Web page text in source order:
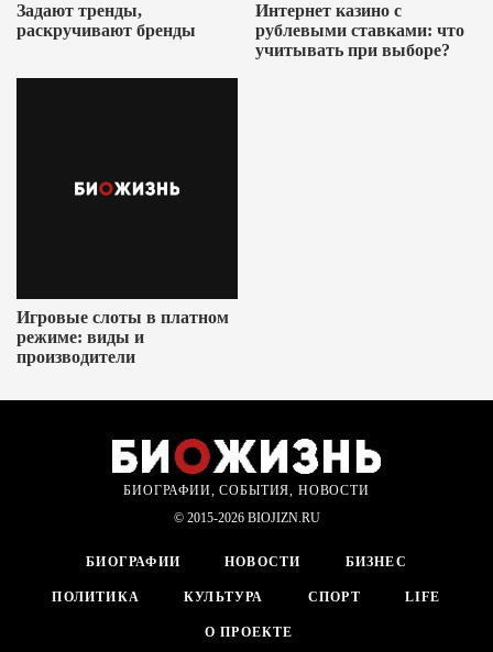
Задают тренды,
раскручивают бренды
Интернет казино с
рублевыми ставками: что
учитывать при выборе?
Игровые слоты в платном
режиме: виды и
производители
БИОГРАФИИ, СОБЫТИЯ, НОВОСТИ
© 2015-2026 BIOJIZN.RU
БИОГРАФИИ НОВОСТИ БИЗНЕС
ПОЛИТИКА КУЛЬТУРА СПОРТ LIFE
О ПРОЕКТЕ